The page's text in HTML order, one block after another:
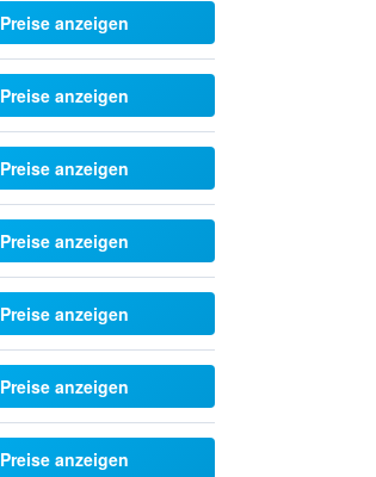
Preise anzeigen
Preise anzeigen
Preise anzeigen
Preise anzeigen
Preise anzeigen
Preise anzeigen
Preise anzeigen